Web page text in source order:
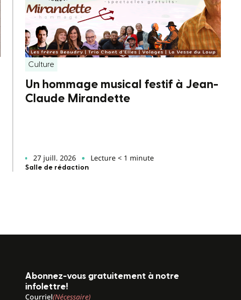
Culture
Un hommage musical festif à Jean-
Claude Mirandette
27 juill. 2026 Lecture < 1 minute
Salle de rédaction
Abonnez-vous gratuitement à notre
infolettre!
Courriel(Nécessaire)